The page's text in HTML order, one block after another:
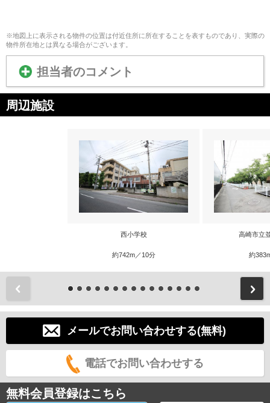
※地図上に表示される物件の位置は付近住所に所在することを表すものであり、実際の
物件所在地とは異なる場合がございます。
担当者のコメント
周辺施設
西小学校
約742m／10分
高崎市立
約
メールでお問い合わせする(無料)
電話でお問い合わせする
無料会員登録はこちら